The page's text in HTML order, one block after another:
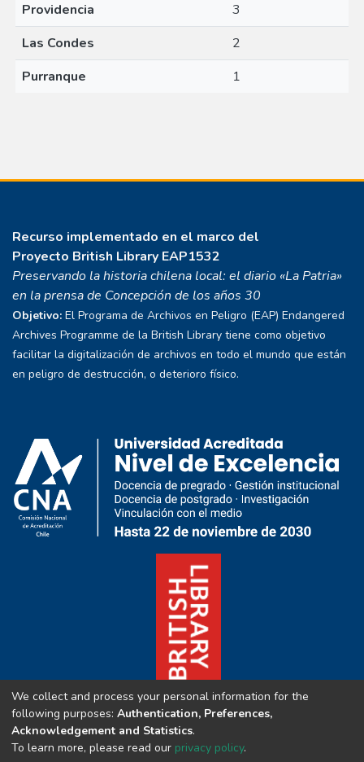
Providencia
3
Las Condes
2
Purranque
1
Recurso implementado en el marco del
Proyecto British Library EAP1532
Preservando la historia chilena local: el diario «La Patria»
en la prensa de Concepción de los años 30
Objetivo: El Programa de Archivos en Peligro (EAP) Endangered
Archives Programme de la British Library tiene como objetivo
facilitar la digitalización de archivos en todo el mundo que están
en peligro de destrucción, o deterioro físico.
We collect and process your personal information for the
following purposes: Authentication, Preferences,
Acknowledgement and Statistics.
To learn more, please read our privacy policy.